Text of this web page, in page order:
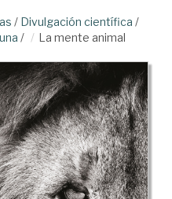
/ Divulgación científica /
/ La mente animal